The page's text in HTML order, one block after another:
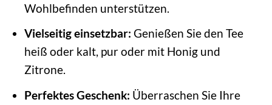
Wohlbefinden unterstützen.
Vielseitig einsetzbar: Genießen Sie den Tee
heiß oder kalt, pur oder mit Honig und
Zitrone.
Perfektes Geschenk: Überraschen Sie Ihre